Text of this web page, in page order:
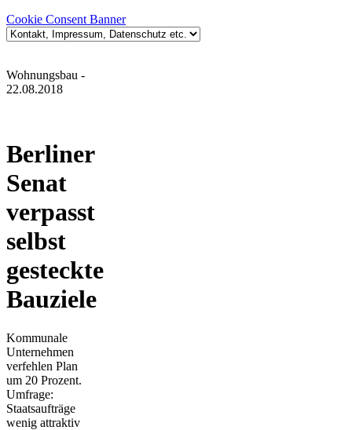
Cookie Consent Banner
Wohnungsbau -
22.08.2018
Berliner
Senat
verpasst
selbst
gesteckte
Bauziele
Kommunale
Unternehmen
verfehlen Plan
um 20 Prozent.
Umfrage:
Staatsaufträge
wenig attraktiv